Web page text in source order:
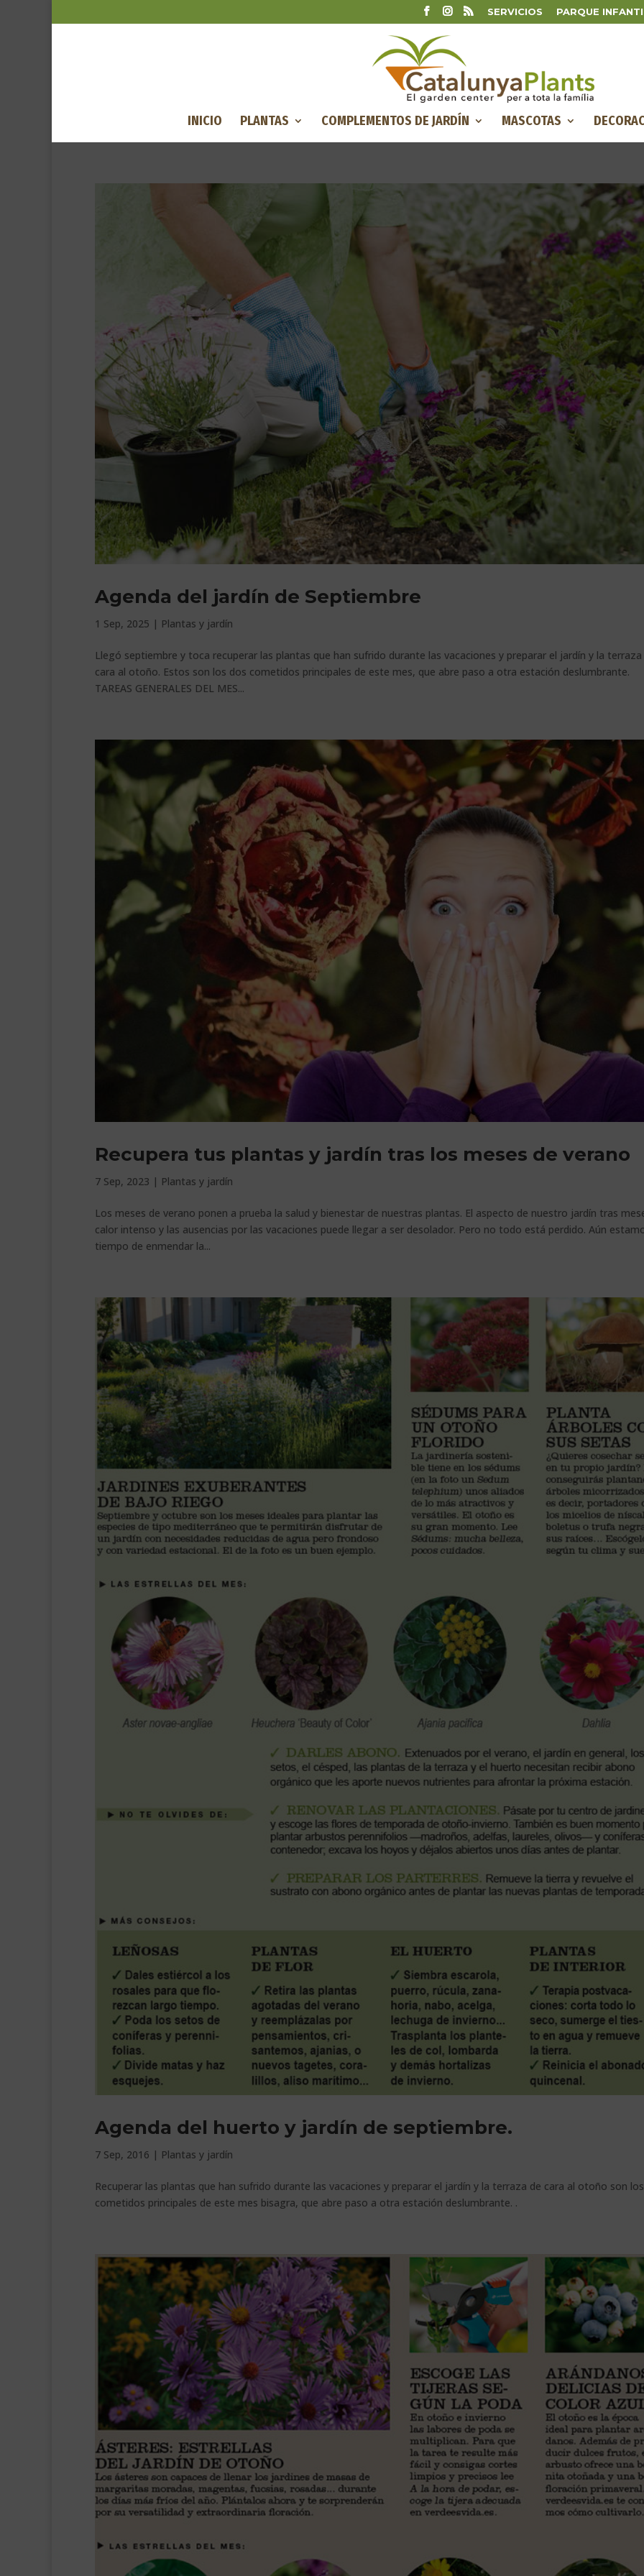
SERVICIOS PARQUE
INICIO PLANTAS COMPLEMENTOS DE JARDÍN MASCOTAS
Agenda del jardín de Septiembre
1 Sep, 2025 | Plantas y jardín
Llegó septiembre y toca recuperar las plantas que han sufrido durante las vacaciones y preparar el jardín y la terraza
cara al otoño. Estos son los dos cometidos principales de este mes, que abre paso a otra estación deslumbrante.
TAREAS GENERALES DEL MES...
Recupera tus plantas y jardín tras los meses de verano
7 Sep, 2023 | Plantas y jardín
Los meses de verano ponen a prueba la salud y bienestar de nuestras plantas. El aspecto de nuestro jardín tras
calor intenso y las ausencias por las vacaciones puede llegar a ser desolador. Pero no todo está perdido. Aún
tiempo de enmendar la...
Agenda del huerto y jardín de septiembre.
7 Sep, 2016 | Plantas y jardín
Recuperar las plantas que han sufrido durante las vacaciones y preparar el jardín y la terraza de cara al otoño son
cometidos principales de este mes bisagra, que abre paso a otra estación deslumbrante. .